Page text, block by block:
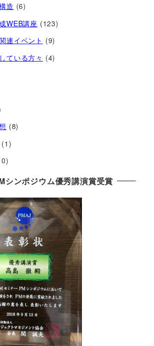
造 (6)
WEB講座 (123)
連イベント (9)
ている方々 (4)
(8)
(1)
シンポジウム優秀講演賞受賞